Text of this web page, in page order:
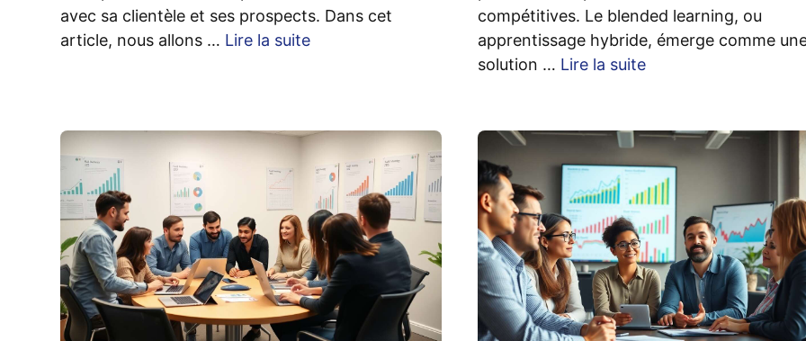
avec sa clientèle et ses prospects. Dans cet
article, nous allons … Lire la suite
compétitives. Le blended learning, ou
apprentissage hybride, émerge comme
solution … Lire la suite